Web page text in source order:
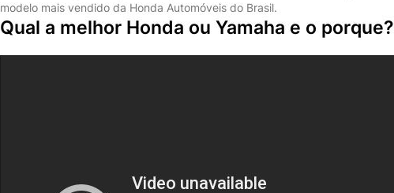
modelo mais vendido da Honda Automóveis do Brasil.
Qual a melhor Honda ou Yamaha e o porque?